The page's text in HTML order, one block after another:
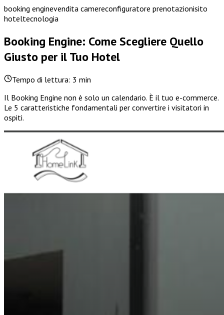
booking enginevendita camereconfiguratore prenotazionisito
hoteltecnologia
Booking Engine: Come Scegliere Quello
Giusto per il Tuo Hotel
Tempo di lettura: 3 min
Il Booking Engine non è solo un calendario. È il tuo e-commerce.
Le 5 caratteristiche fondamentali per convertire i visitatori in
ospiti.